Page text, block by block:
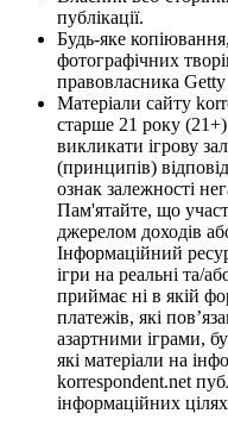
публікації.
Будь-яке
фотографічних
правовласника Getty
Матеріали сайту
старше 21 року
викликати ігрову
(принципів)
ознак залежності
Пам'ятайте, що
джерелом доходів
Інформаційний
ігри на реальні та/
приймає ні в якій
платежів, які
азартними іграми,
які матеріали на
korrespondent.net
інформаційних